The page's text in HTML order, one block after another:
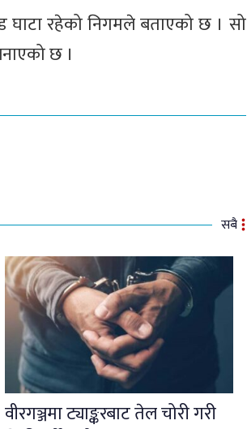
घाटा रहेको निगमले बताएको छ । सो
छ ।
सबै
वीरगञ्जमा ट्याङ्करबाट तेल चोरी गरी